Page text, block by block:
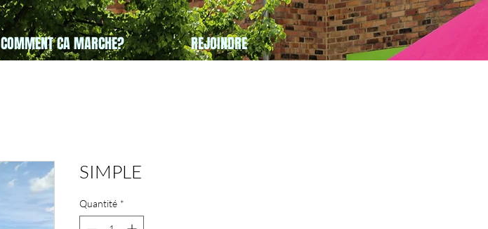
COMMENT CA MARCHE? REJOINDRE
SIMPLE
Quantité *